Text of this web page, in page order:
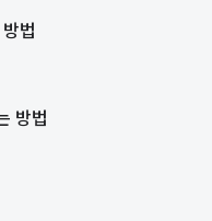
법
방법